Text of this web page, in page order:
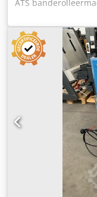
ATS
360x260/30 mm -
standaardmachine
plaatafmetingen -
toegankelijkheid - In
Dkedpshk I Nmofx
De US-2000 AD is
machine. De brede
optimale
efficiëntie te
speciale
instelbare vaste
alleen strak maar
producten
maken ook zittend